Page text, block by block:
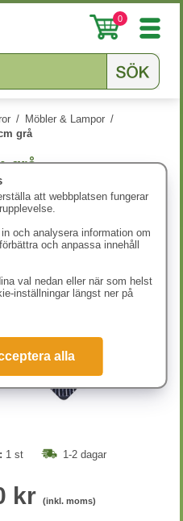
0
/ Möbler & Lampor /
grå
grå
1 st 1-2 dagar
kr (inkl. moms)
att webbplatsen fungerar
och analysera information om
och anpassa innehåll
val nedan eller när som helst
inställningar längst ner på
alla